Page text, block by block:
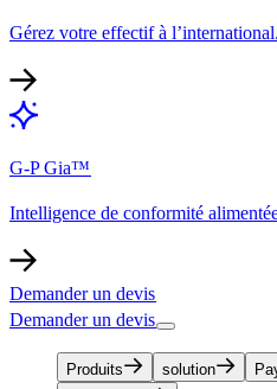
Gérez votre effectif à l’international.​​
G-P Gia™​​
Intelligence de conformité
Demander un devis​​
Demander un devis​​
Produits​​ solution​​